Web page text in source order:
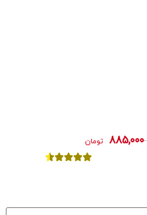
885,000 تومان